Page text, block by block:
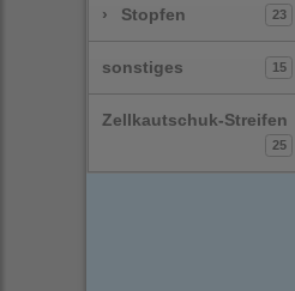
› Stopfen 23
sonstiges 15
Zellkautschuk-Streifen
25